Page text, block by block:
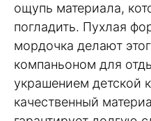
ощупь материала,
погладить. Пухлая
мордочка делают
компаньоном для
украшением детской
качественный